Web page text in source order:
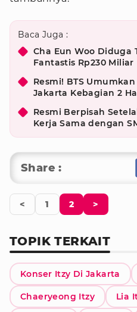
Baca Juga :
Cha Eun Woo Diduga
Fantastis Rp230 Miliar
Resmi! BTS
Jakarta Kebagian 2
Resmi Berpisah
Kerja Sama dengan
Share :
< 1 2 >
TOPIK TERKAIT
Konser Itzy Di Jakarta
Chaeryeong Itzy Lia